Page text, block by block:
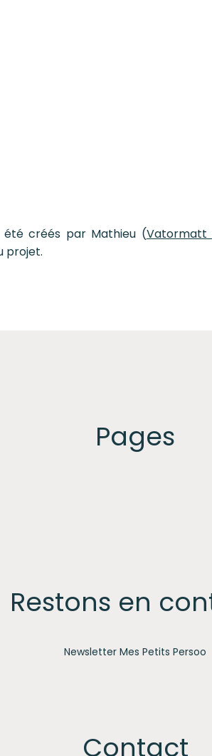
été créés par Mathieu (Vatormatt
projet.
Pages
Restons en
Newsletter Mes Petits Persoo
Contact